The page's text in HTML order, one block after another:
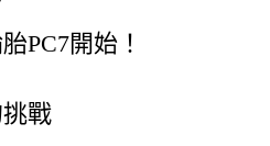
PC7開始！
戰